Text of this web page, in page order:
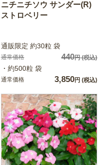
ニチニチソウ サンダー(R)
ストロベリー
通販限定 約30粒 袋
通常価格 440円(税込)
・約500粒 袋
通常価格 3,850円 (税込)